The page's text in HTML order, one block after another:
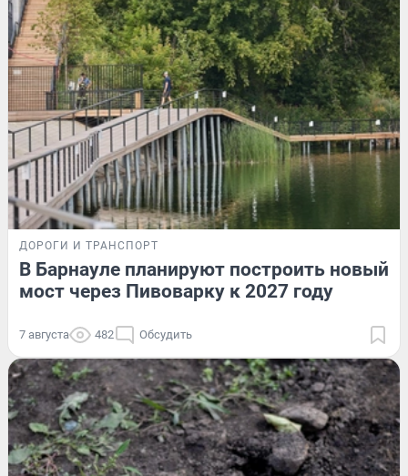
ДОРОГИ И ТРАНСПОРТ
В Барнауле планируют построить новый
мост через Пивоварку к 2027 году
7 августа 482 Обсудить